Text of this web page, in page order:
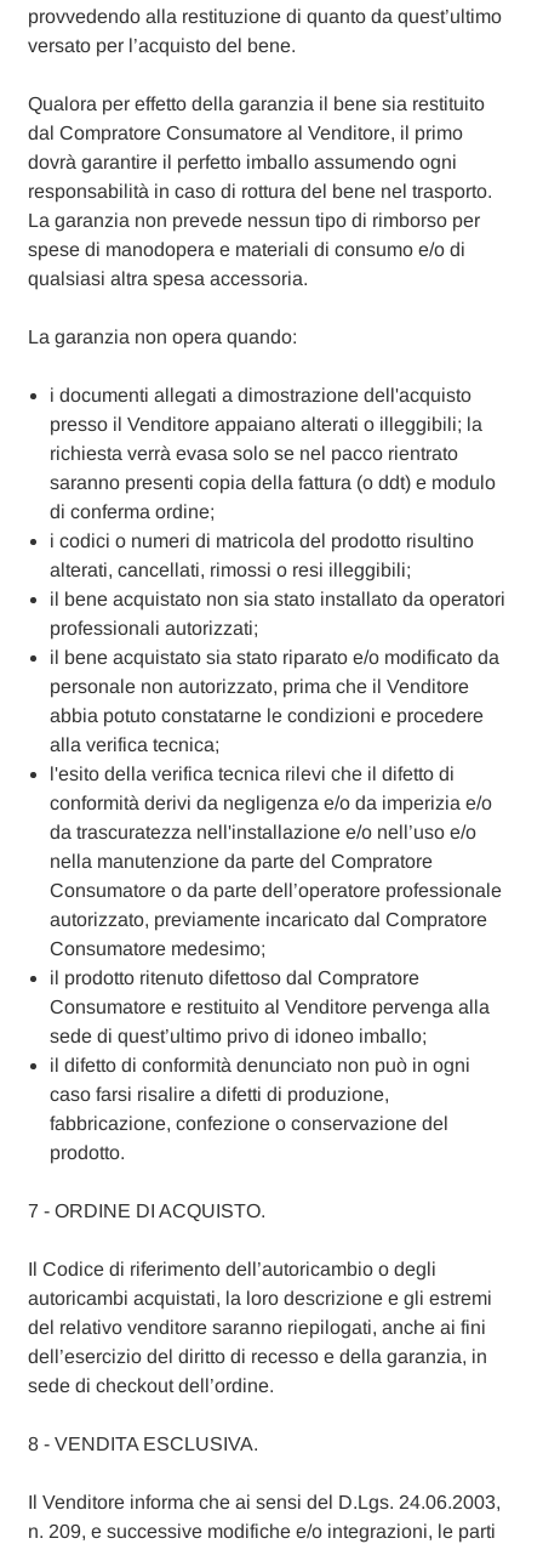
provvedendo alla restituzione di quanto da quest’ultimo
versato per l’acquisto del bene.
Qualora per effetto della garanzia il bene sia restituito
dal Compratore Consumatore al Venditore, il primo
dovrà garantire il perfetto imballo assumendo ogni
responsabilità in caso di rottura del bene nel trasporto.
La garanzia non prevede nessun tipo di rimborso per
spese di manodopera e materiali di consumo e/o di
qualsiasi altra spesa accessoria.
La garanzia non opera quando:
i documenti allegati a dimostrazione dell'acquisto
presso il Venditore appaiano alterati o illeggibili; la
richiesta verrà evasa solo se nel pacco rientrato
saranno presenti copia della fattura (o ddt) e modulo
di conferma ordine;
i codici o numeri di matricola del prodotto risultino
alterati, cancellati, rimossi o resi illeggibili;
il bene acquistato non sia stato installato da operatori
professionali autorizzati;
il bene acquistato sia stato riparato e/o modificato da
personale non autorizzato, prima che il Venditore
abbia potuto constatarne le condizioni e procedere
alla verifica tecnica;
l'esito della verifica tecnica rilevi che il difetto di
conformità derivi da negligenza e/o da imperizia e/o
da trascuratezza nell'installazione e/o nell’uso e/o
nella manutenzione da parte del Compratore
Consumatore o da parte dell’operatore professionale
autorizzato, previamente incaricato dal Compratore
Consumatore medesimo;
il prodotto ritenuto difettoso dal Compratore
Consumatore e restituito al Venditore pervenga alla
sede di quest’ultimo privo di idoneo imballo;
il difetto di conformità denunciato non può in ogni
caso farsi risalire a difetti di produzione,
fabbricazione, confezione o conservazione del
prodotto.
7 - ORDINE DI ACQUISTO.
Il Codice di riferimento dell’autoricambio o degli
autoricambi acquistati, la loro descrizione e gli estremi
del relativo venditore saranno riepilogati, anche ai fini
dell’esercizio del diritto di recesso e della garanzia, in
sede di checkout dell’ordine.
8 - VENDITA ESCLUSIVA.
Il Venditore informa che ai sensi del D.Lgs. 24.06.2003,
n. 209, e successive modifiche e/o integrazioni, le parti